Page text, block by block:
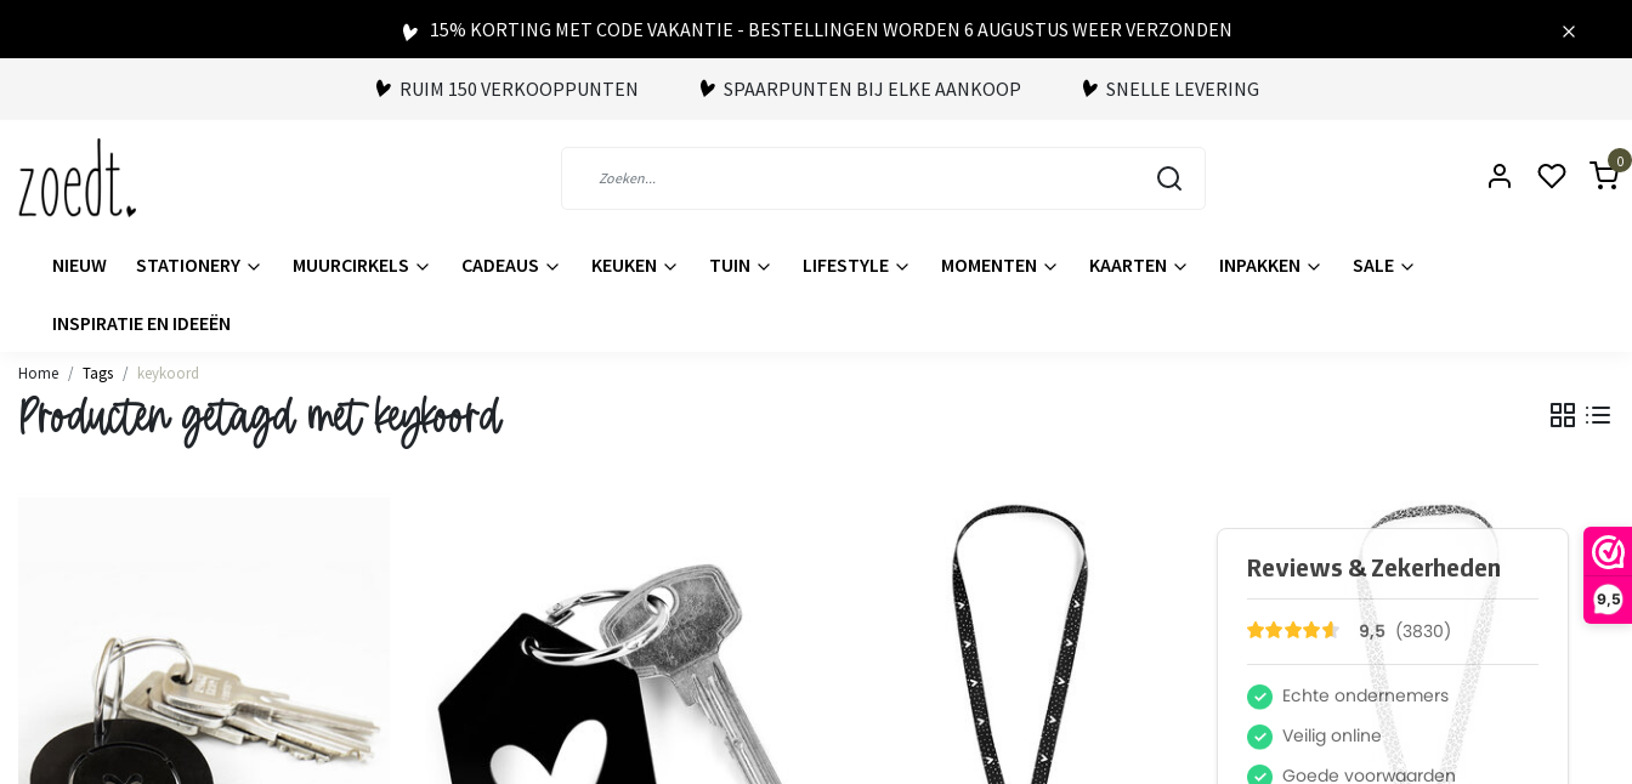
9,5
15% KORTING MET CODE VAKANTIE - BESTELLINGEN WORDEN 6 AUGUSTUS WEER VERZONDEN
RUIM 150 VERKOOPPUNTEN SPAARPUNTEN BIJ ELKE AANKOOP SNELLE LEVERING
0
NIEUW STATIONERY MUURCIRKELS CADEAUS KEUKEN TUIN LIFESTYLE MOMENTEN KAARTEN INPAKKEN SALE
INSPIRATIE EN IDEEËN
Home Tags keykoord
Producten getagd met keykoord